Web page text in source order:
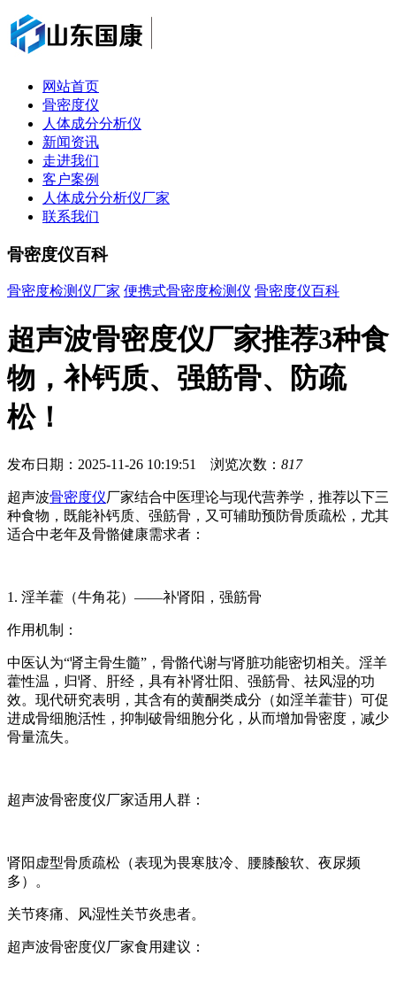
网站首页
骨密度仪
人体成分分析仪
新闻资讯
走进我们
客户案例
人体成分分析仪厂家
联系我们
骨密度仪百科
骨密度检测仪厂家 便携式骨密度检测仪 骨密度仪百科
超声波骨密度仪厂家推荐3种食
物，补钙质、强筋骨、防疏
松！
发布日期：2025-11-26 10:19:51 浏览次数： 817
超声波骨密度仪厂家结合中医理论与现代营养学，推荐以下三
种食物，既能补钙质、强筋骨，又可辅助预防骨质疏松，尤其
适合中老年及骨骼健康需求者：
1. 淫羊藿（牛角花）——补肾阳，强筋骨
作用机制：
中医认为“肾主骨生髓”，骨骼代谢与肾脏功能密切相关。淫羊
藿性温，归肾、肝经，具有补肾壮阳、强筋骨、祛风湿的功
效。现代研究表明，其含有的黄酮类成分（如淫羊藿苷）可促
进成骨细胞活性，抑制破骨细胞分化，从而增加骨密度，减少
骨量流失。
超声波骨密度仪厂家适用人群：
肾阳虚型骨质疏松（表现为畏寒肢冷、腰膝酸软、夜尿频
多）。
关节疼痛、风湿性关节炎患者。
超声波骨密度仪厂家食用建议：